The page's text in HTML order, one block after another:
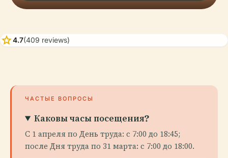
star4.7(409 reviews)
ЧАСТЫЕ ВОПРОСЫ
Каковы часы посещения?
С 1 апреля по День труда: с 7:00 до 18:45;
после Дня труда по 31 марта: с 7:00 до 18:00.